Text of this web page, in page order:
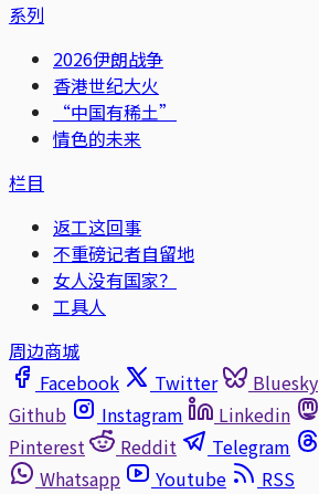
系列
2026伊朗战争
香港世纪大火
“中国有稀土”
情色的未来
栏目
返工这回事
不重磅记者自留地
女人没有国家？
工具人
周边商城
Facebook
Twitter Bluesky
Github
Instagram Linkedin
Pinterest
Reddit Telegram
Whatsapp
Youtube
RSS